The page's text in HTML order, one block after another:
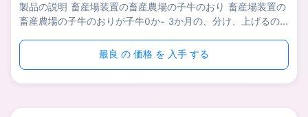
製品の説明 畜産場装置の畜産農場の子牛のおり 畜産場装置の
畜産農場の子牛のおりが子牛0か- 3か月の、分け、上げるの
成長の速度を増加することの回避のそれらを助けるために使用
されている。 畜産場装置の畜産農場の子牛のおりは最もよい
早い使用を高めることを、子牛の体格を改善することをおよび
最良 の 価格 を 入手 する